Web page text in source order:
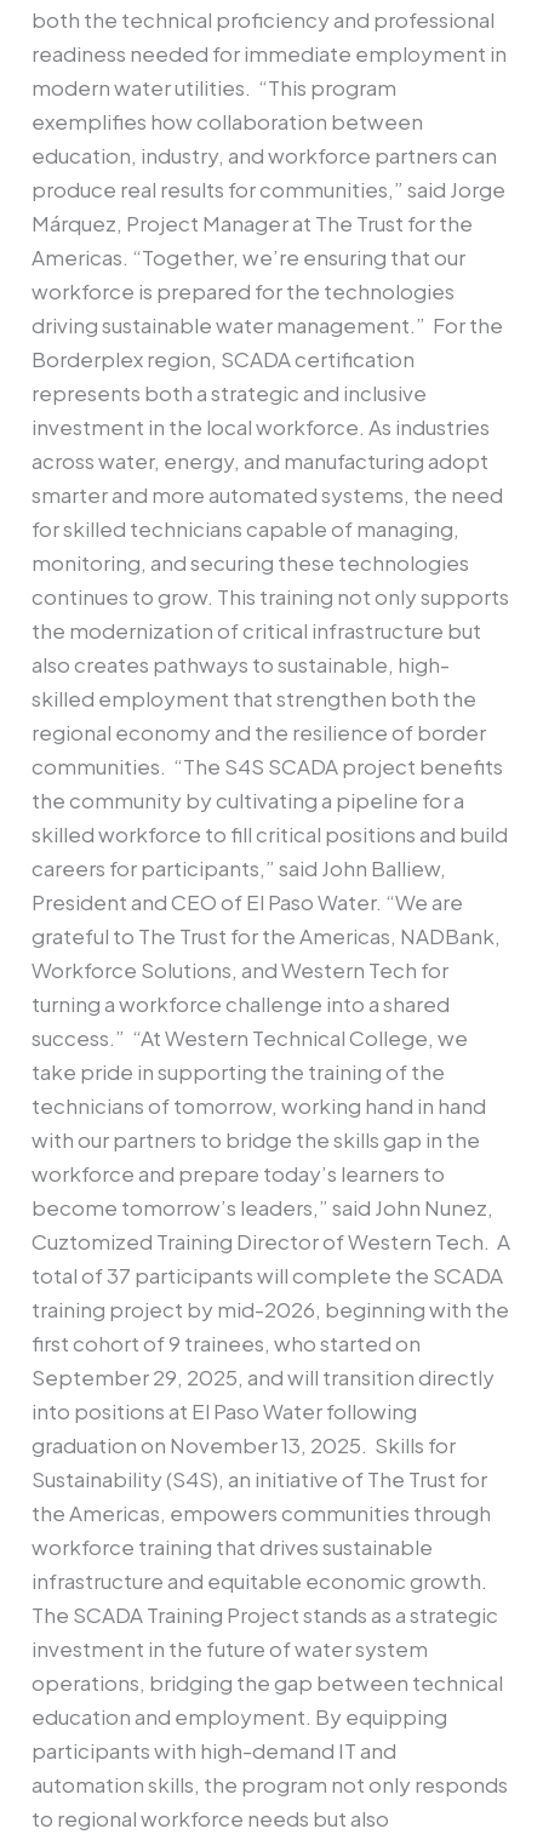
both the technical proficiency and professional
readiness needed for immediate employment in
modern water utilities. “This program
exemplifies how collaboration between
education, industry, and workforce partners can
produce real results for communities,” said Jorge
Márquez, Project Manager at The Trust for the
Americas. “Together, we’re ensuring that our
workforce is prepared for the technologies
driving sustainable water management.” For the
Borderplex region, SCADA certification
represents both a strategic and inclusive
investment in the local workforce. As industries
across water, energy, and manufacturing adopt
smarter and more automated systems, the need
for skilled technicians capable of managing,
monitoring, and securing these technologies
continues to grow. This training not only supports
the modernization of critical infrastructure but
also creates pathways to sustainable, high-
skilled employment that strengthen both the
regional economy and the resilience of border
communities. “The S4S SCADA project benefits
the community by cultivating a pipeline for a
skilled workforce to fill critical positions and build
careers for participants,” said John Balliew,
President and CEO of El Paso Water. “We are
grateful to The Trust for the Americas, NADBank,
Workforce Solutions, and Western Tech for
turning a workforce challenge into a shared
success.” “At Western Technical College, we
take pride in supporting the training of the
technicians of tomorrow, working hand in hand
with our partners to bridge the skills gap in the
workforce and prepare today’s learners to
become tomorrow’s leaders,” said John Nunez,
Cuztomized Training Director of Western Tech. A
total of 37 participants will complete the SCADA
training project by mid-2026, beginning with the
first cohort of 9 trainees, who started on
September 29, 2025, and will transition directly
into positions at El Paso Water following
graduation on November 13, 2025. Skills for
Sustainability (S4S), an initiative of The Trust for
the Americas, empowers communities through
workforce training that drives sustainable
infrastructure and equitable economic growth.
The SCADA Training Project stands as a strategic
investment in the future of water system
operations, bridging the gap between technical
education and employment. By equipping
participants with high-demand IT and
automation skills, the program not only responds
to regional workforce needs but also